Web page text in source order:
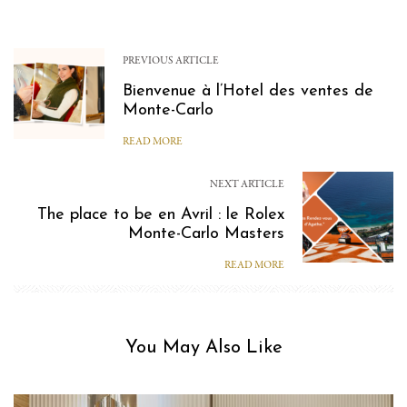
PREVIOUS ARTICLE
Bienvenue à l’Hotel des ventes de
Monte-Carlo
READ MORE
NEXT ARTICLE
The place to be en Avril : le Rolex
Monte-Carlo Masters
READ MORE
You May Also Like